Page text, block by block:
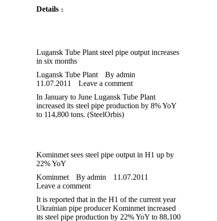
Details
Lugansk Tube Plant steel pipe output increases
in six months
Lugansk Tube Plant
By admin
11.07.2011
Leave a comment
In January to June Lugansk Tube Plant
increased its steel pipe production by 8% YoY
to 114,800 tons. (SteelOrbis)
Kominmet sees steel pipe output in H1 up by
22% YoY
Kominmet
By admin
11.07.2011
Leave a comment
It is reported that in the H1 of the current year
Ukrainian pipe producer Kominmet increased
its steel pipe production by 22% YoY to 88,100